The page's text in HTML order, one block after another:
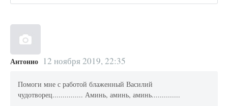
Антонио 12 ноября 2019, 22:35
Помоги мне с работой блаженный Василий
чудотворец............... Аминь, аминь, аминь..............